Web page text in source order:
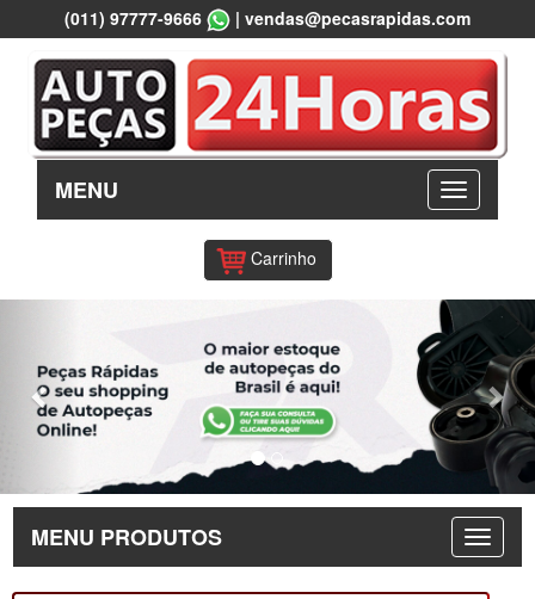
(011) 97777-9666 | vendas@pecasrapidas.com
MENU
Carrinho
MENU PRODUTOS